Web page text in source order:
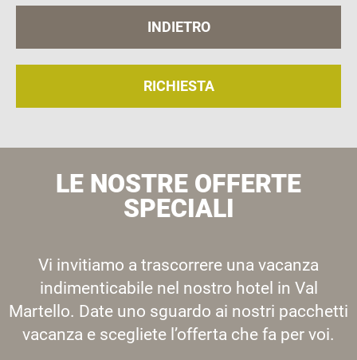
INDIETRO
RICHIESTA
LE NOSTRE OFFERTE
SPECIALI
Vi invitiamo a trascorrere una vacanza
indimenticabile nel nostro hotel in Val
Martello. Date uno sguardo ai nostri pacchetti
vacanza e scegliete l’offerta che fa per voi.